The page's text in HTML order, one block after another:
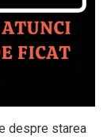
despre starea